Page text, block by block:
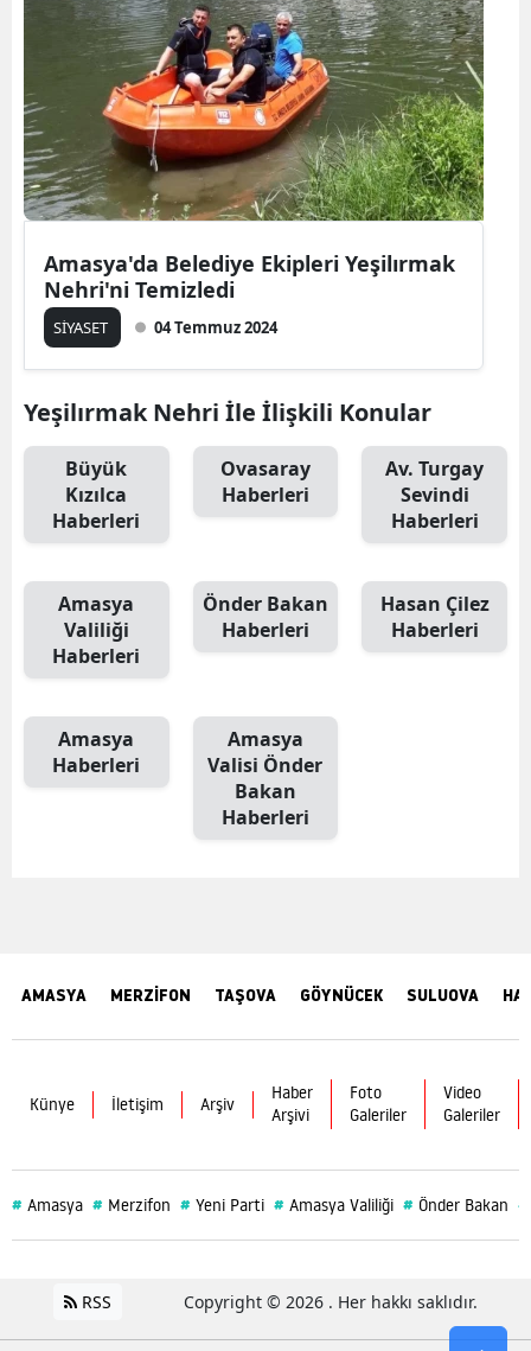
Amasya'da Belediye Ekipleri Yeşilırmak
Nehri'ni Temizledi
SİYASET 04 Temmuz 2024
Yeşilırmak Nehri İle İlişkili Konular
Büyük
Kızılca
Haberleri
Ovasaray
Haberleri
Av. Turgay
Sevindi
Haberleri
Amasya
Valiliği
Haberleri
Önder Bakan
Haberleri
Hasan Çilez
Haberleri
Amasya
Haberleri
Amasya
Valisi Önder
Bakan
Haberleri
AMASYA MERZİFON TAŞOVA GÖYNÜCEK SULUOVA
Künye İletişim Arşiv
Haber
Arşivi
Foto
Galeriler
Video
Galeriler
# Amasya # Merzifon # Yeni Parti # Amasya Valiliği # Önder Bakan #
RSS Copyright © 2026 . Her hakkı saklıdır.